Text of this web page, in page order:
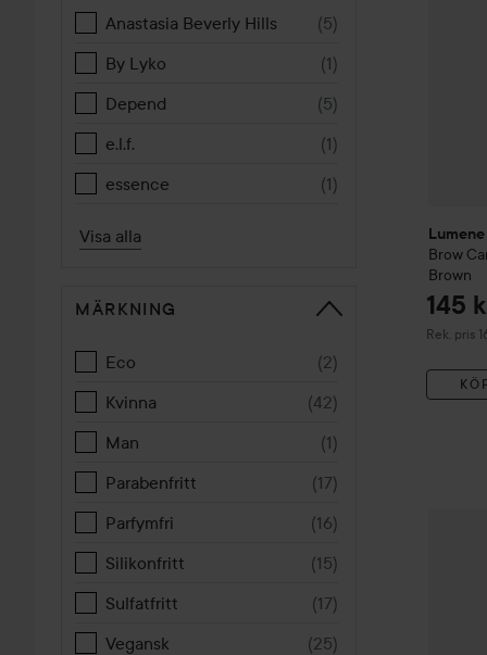
Anastasia Beverly Hills (5)
By Lyko
(1)
Depend
(5)
e.l.f.
(1)
essence
(1)
Visa alla
MÄRKNING
Eco (2)
Kvinna
(42)
Man
(1)
Parabenfritt
(17)
Parfymfri
(16)
Silikonfritt
(15)
Sulfatfritt
(17)
Vegansk
(25)
Lumene
Brow
Brown
145
Rek. pris